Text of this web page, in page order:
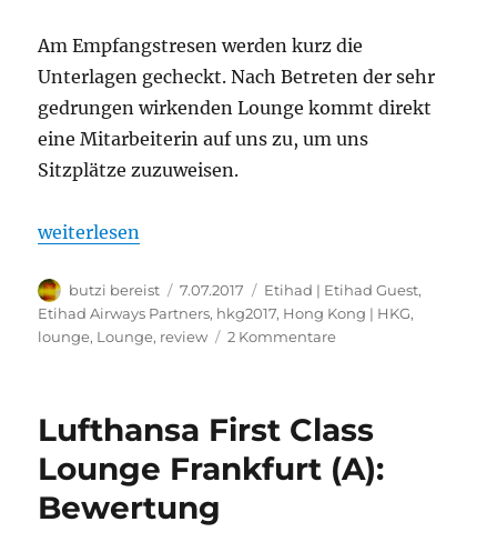
Am Empfangstresen werden kurz die
Unterlagen gecheckt. Nach Betreten der sehr
gedrungen wirkenden Lounge kommt direkt
eine Mitarbeiterin auf uns zu, um uns
Sitzplätze zuzuweisen.
„Club Bauhinia Lounge Hong Kong: Bewertung“
weiterlesen
Autor
butzi bereist
Veröffentlicht
am
7.07.2017 Kategorien
Etihad | Etihad Guest,
Etihad Airways Partners, hkg2017, Hong Kong | HKG,
lounge, Lounge, review 2 Kommentarezu
Hong
Kong:
Bewertung
Lufthansa First Class
Lounge Frankfurt (A):
Bewertung